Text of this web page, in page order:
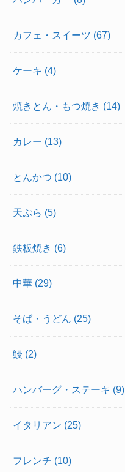
カフェ・スイーツ (67)
ケーキ (4)
焼きとん・もつ焼き (14)
カレー (13)
とんかつ (10)
天ぷら (5)
鉄板焼き (6)
中華 (29)
そば・うどん (25)
鰻 (2)
ハンバーグ・ステーキ (9)
イタリアン (25)
フレンチ (10)